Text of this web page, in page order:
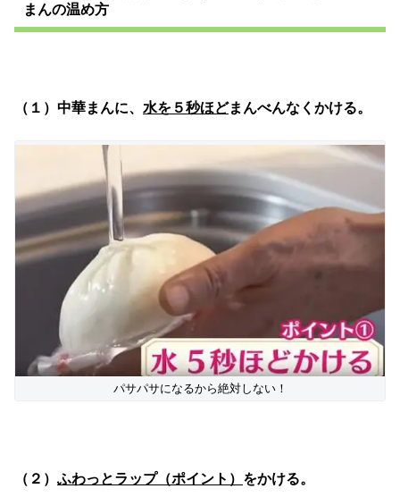
まんの温め方
（１）中華まんに、 水を５秒ほどまんべんなくかける。
パサパサになるから絶対しない！
（２） ふわっとラップ（ポイント） をかける。